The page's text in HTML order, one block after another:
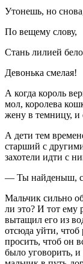
Утонешь, но
По вещему слову,
Стань лилией
Девонька смелая!
А когда король
мол, королева
жену в темницу, и
А дети тем
старший с
захотели идти с
— Ты найденыш,
Мальчик сильно
ли это? И тот ему
вытащил его из
отсюда уйти, чтоб
просить, чтоб он
было уговорить, и